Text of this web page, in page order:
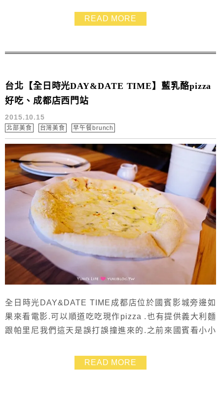
花、澳洲M9+黑毛和牛、阿根廷天使紅蝦無限供應 哈根
達斯增為16種口味、莫凡彼8種口味 及法式馬卡龍、72%
200元才能無限品嚐(也很...
READ MORE
台北【全日時光DAY&DATE TIME】藍乳酪pizza
好吃、成都店西門站
2015.10.15
北部美食 台灣美食 早午餐brunch
全日時光DAY&DATE TIME成都店位於國賓影城旁邊如
果來看電影.可以順道吃吃現作pizza .也有提供義大利麵
跟帕里尼我們這天是誤打誤撞進來的.之前來國賓看小小
看師傅甩pizza餅皮.看的出神!
READ MORE